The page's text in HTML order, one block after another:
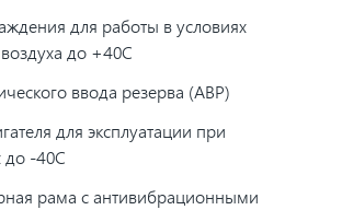
для работы в условиях
до +40С
ввода резерва (АВР)
для эксплуатации при
до -40С
рама с антивибрационными